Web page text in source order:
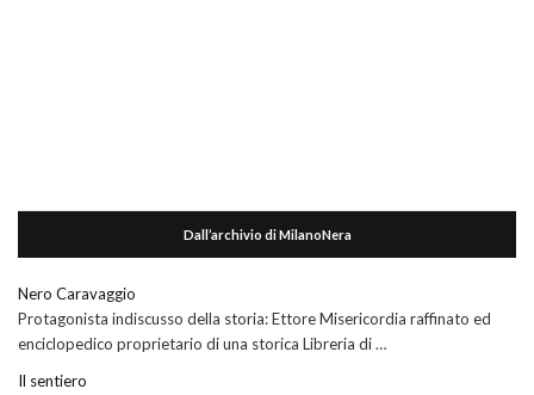
Dall’archivio di MilanoNera
Nero Caravaggio
Protagonista indiscusso della storia: Ettore Misericordia raffinato ed
enciclopedico proprietario di una storica Libreria di …
Il sentiero